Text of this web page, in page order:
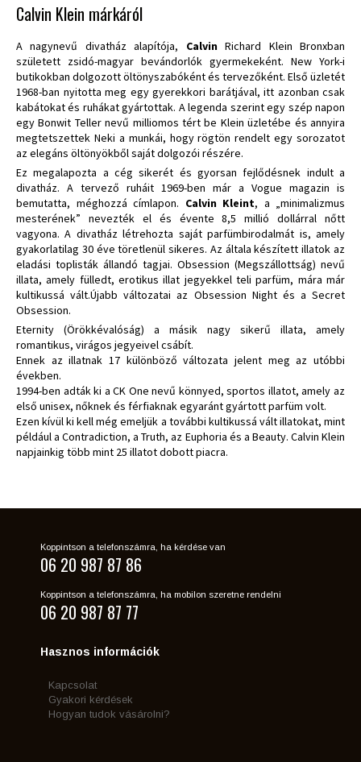
Calvin Klein márkáról
A nagynevű divatház alapítója, CalvinRichard Klein Bronxban
született zsidó-magyar bevándorlók gyermekeként. New York-i
butikokban dolgozott öltönyszabóként és tervezőként. Első üzletét
1968-ban nyitotta meg egy gyerekkori barátjával, itt azonban csak
kabátokat és ruhákat gyártottak. A legenda szerint egy szép napon
egy Bonwit Teller nevű milliomos tért be Klein üzletébe és annyira
megtetszettek Neki a munkái, hogy rögtön rendelt egy sorozatot
az elegáns öltönyökből saját dolgozói részére.
Ez megalapozta a cég sikerét és gyorsan fejlődésnek indult a
divatház. A tervező ruháit 1969-ben már a Vogue magazin is
bemutatta, méghozzá címlapon. Calvin Kleint, a „minimalizmus
mesterének” nevezték el és évente 8,5 millió dollárral nőtt
vagyona. A divatház létrehozta saját parfümbirodalmát is, amely
gyakorlatilag 30 éve töretlenül sikeres. Az általa készített illatok az
eladási toplisták állandó tagjai. Obsession (Megszállottság) nevű
illata, amely fülledt, erotikus illat jegyekkel teli parfüm, mára már
kultikussá vált.Újabb változatai az Obsession Night és a Secret
Obsession.
Eternity (Örökkévalóság) a másik nagy sikerű illata, amely
romantikus, virágos jegyeivel csábít.
Ennek az illatnak 17 különböző változata jelent meg az utóbbi
években.
1994-ben adták ki a CK One nevű könnyed, sportos illatot, amely az
első unisex, nőknek és férfiaknak egyaránt gyártott parfüm volt.
Ezen kívül ki kell még emeljük a további kultikussá vált illatokat, mint
például a Contradiction, a Truth, az Euphoria és a Beauty. Calvin Klein
napjainkig több mint 25 illatot dobott piacra.
Koppintson a telefonszámra, ha kérdése van
06 20 987 87 86
Koppintson a telefonszámra, ha mobilon szeretne rendelni
06 20 987 87 77
Hasznos információk
Kapcsolat
Gyakori kérdések
Hogyan tudok vásárolni?